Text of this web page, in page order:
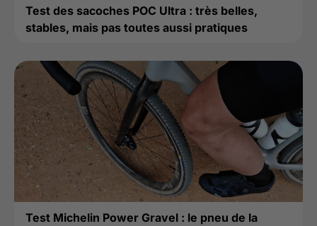
Test des sacoches POC Ultra : très belles,
stables, mais pas toutes aussi pratiques
Test Michelin Power Gravel : le pneu de la